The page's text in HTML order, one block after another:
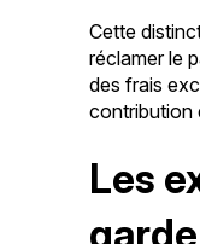
Cette
réclamer le
des frais
contribution
Les